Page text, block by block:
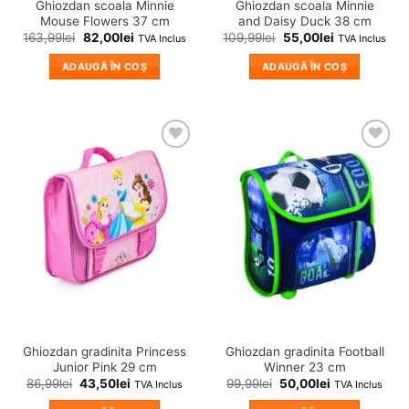
Ghiozdan scoala Minnie
Mouse Flowers 37 cm
163,99lei 82,00lei TVA Inclus
ADAUGĂ ÎN COȘ
Ghiozdan scoala Minnie
and Daisy Duck 38 cm
109,99lei 55,00lei TVA Inclus
ADAUGĂ ÎN COȘ
Adauga
in
wishlist!
Ghiozdan gradinita Princess
Junior Pink 29 cm
86,99lei 43,50lei TVA Inclus
❤
Adauga
in
wishlist!
Ghiozdan gradinita Football
Winner 23 cm
99,99lei 50,00lei TVA Inclus